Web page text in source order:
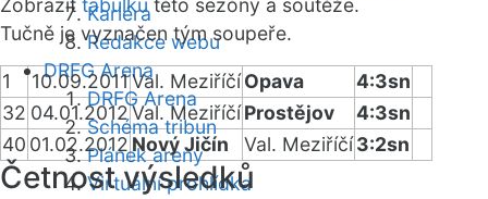
Kariéra
Redakce webu
DRFG Arena
DRFG Arena
Schéma tribun
Plánek areny
Virtuální prohlídka
Zobrazit tabulku této sezóny a soutěže.
Tučně je vyznačen tým soupeře.
1 10.09.2011Val. MeziříčíOpava
4:3sn
32 04.01.2012Val. MeziříčíProstějov
4:3sn
40 01.02.2012 Nový Jičín Val. Meziříčí3:2sn
Četnost výsledků